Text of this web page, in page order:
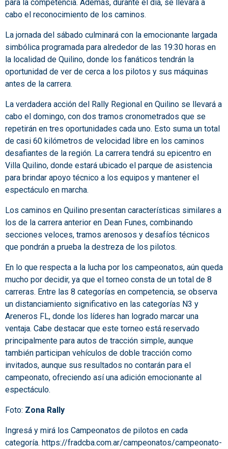
para la competencia. Además, durante el día, se llevará a
cabo el reconocimiento de los caminos.
La jornada del sábado culminará con la emocionante largada
simbólica programada para alrededor de las 19:30 horas en
la localidad de Quilino, donde los fanáticos tendrán la
oportunidad de ver de cerca a los pilotos y sus máquinas
antes de la carrera.
La verdadera acción del Rally Regional en Quilino se llevará a
cabo el domingo, con dos tramos cronometrados que se
repetirán en tres oportunidades cada uno. Esto suma un total
de casi 60 kilómetros de velocidad libre en los caminos
desafiantes de la región. La carrera tendrá su epicentro en
Villa Quilino, donde estará ubicado el parque de asistencia
para brindar apoyo técnico a los equipos y mantener el
espectáculo en marcha.
Los caminos en Quilino presentan características similares a
los de la carrera anterior en Dean Funes, combinando
secciones veloces, tramos arenosos y desafíos técnicos
que pondrán a prueba la destreza de los pilotos.
En lo que respecta a la lucha por los campeonatos, aún queda
mucho por decidir, ya que el torneo consta de un total de 8
carreras. Entre las 8 categorías en competencia, se observa
un distanciamiento significativo en las categorías N3 y
Areneros FL, donde los líderes han logrado marcar una
ventaja. Cabe destacar que este torneo está reservado
principalmente para autos de tracción simple, aunque
también participan vehículos de doble tracción como
invitados, aunque sus resultados no contarán para el
campeonato, ofreciendo así una adición emocionante al
espectáculo.
Foto: Zona Rally
Ingresá y mirá los Campeonatos de pilotos en cada
categoría. https://fradcba.com.ar/campeonatos/campeonato-